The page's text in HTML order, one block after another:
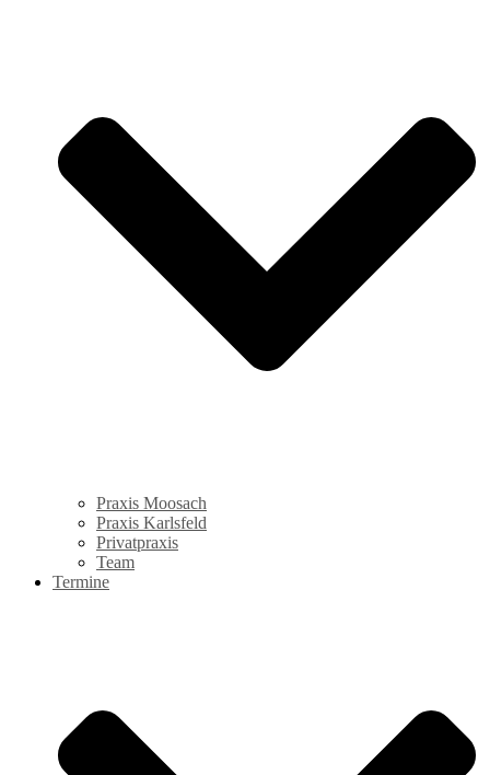
Praxis Moosach
Praxis Karlsfeld
Privatpraxis
Team
Termine